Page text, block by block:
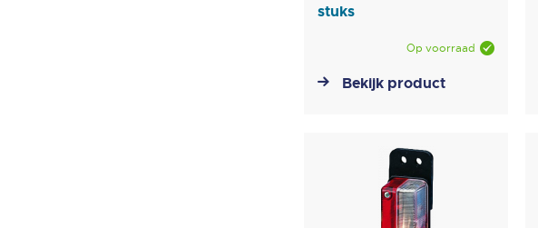
stuks
Op voorraad
Bekijk product